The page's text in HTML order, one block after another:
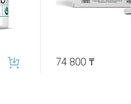
74 800 ₸